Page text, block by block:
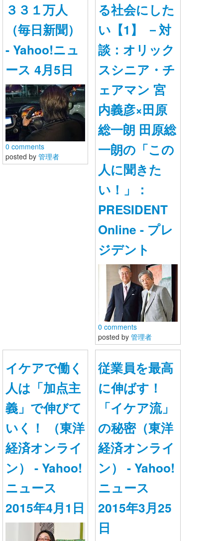
３３１万人
（毎日新聞）
- Yahoo!ニュ
ース 4月5日
0 comments
posted by 管理者
る社会にした
い【1】 －対
談：オリック
スシニア・チ
ェアマン 宮
内義彦×田原
総一朗 田原総
一朗の「この
人に聞きた
い！」：
PRESIDENT
Online - プレ
ジデント
0 comments
posted by 管理者
イケアで働く
人は「加点主
義」で伸びて
いく！ （東洋
経済オンライ
ン） - Yahoo!
ニュース
2015年4月1日
従業員を最高
に伸ばす！
「イケア流」
の秘密（東洋
経済オンライ
ン） - Yahoo!
ニュース
2015年3月25
日
新しい働き方会議
＊重要＊
本サイトと同期したFacebookページ
（https://www.facebook.com/newhatarakikata）もありま
す。FB利用されている方は見やすいFBページの利用をお
勧めします。このサイトは主にFBアカウントを持ってい
ない方用に運用しています。
＊＊＊＊
非正規雇用割合が35%を超え、完全失業者数が245万
人、無業者をあわせると推定1000万人。正社員でも長時
間労働やうつ疾患者・休職者の増加が問題になっていま
す。
レールから外れれば再チャレンジの機会が大きく制限さ
れ、正社員になってもサービス残業や長時間労働が求め
護の問題とも深く結びついています。
雇用制度をいかに変えていくべきか、現行制度の枠内で
どのような働き方の可能性があるのか。少しでも多くの
人が希望のもてる働き方ができる社会になるよう、さま
ざまな情報をまとめつつ、新しい働き方、サバイバルの
方法を探ってみたいと思います。